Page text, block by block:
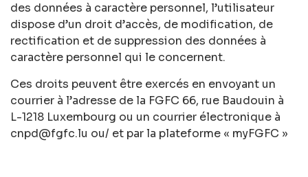
des données à caractère personnel, l’utilisateur
dispose d’un droit d’accès, de modification, de
rectification et de suppression des données à
caractère personnel qui le concernent.
Ces droits peuvent être exercés en envoyant un
courrier à l’adresse de la FGFC 66, rue Baudouin à
L-1218 Luxembourg ou un courrier électronique à
cnpd@fgfc.lu ou/ et par la plateforme « myFGFC »